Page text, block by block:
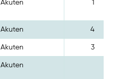
Akuten 1
Akuten 4
Akuten 3
Akuten